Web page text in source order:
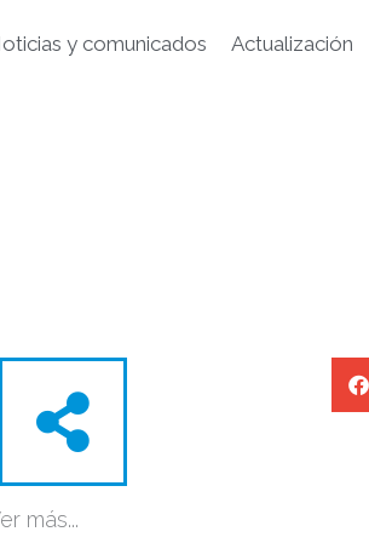
y comunicados Actualización
más...